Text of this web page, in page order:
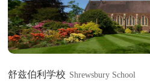
舒兹伯利学校 Shrewsbury School